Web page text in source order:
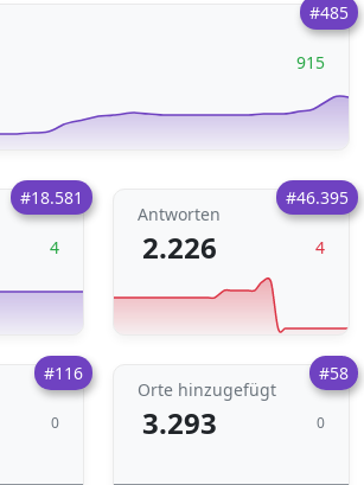
#485
915
#18.581
4
#46.395
Antworten
2.226 4
#116
0
#58
Orte hinzugefügt
3.293 0